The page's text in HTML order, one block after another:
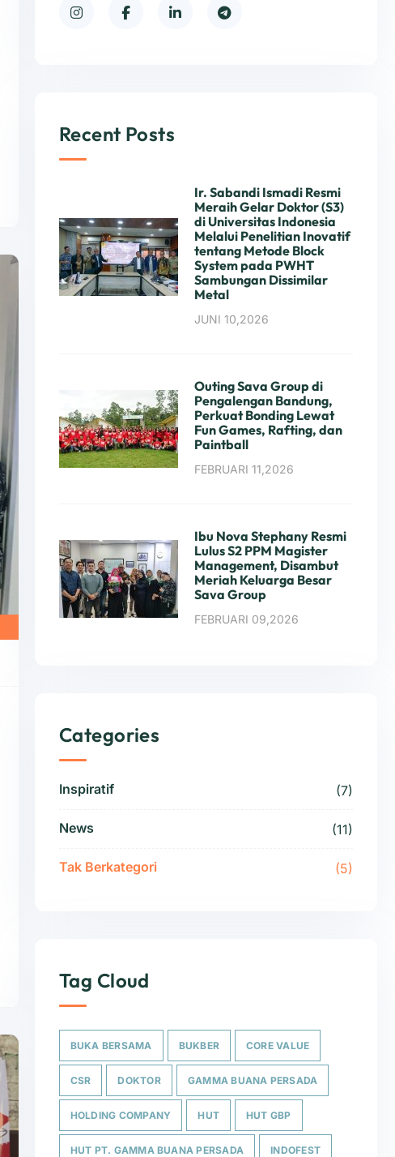
Recent Posts
Ir. Sabandi Ismadi Resmi
Meraih Gelar Doktor (S3)
di Universitas Indonesia
Melalui Penelitian Inovatif
tentang Metode Block
System pada PWHT
Sambungan Dissimilar
Metal
JUNI 10,2026
Outing Sava Group di
Pengalengan Bandung,
Perkuat Bonding Lewat
Fun Games, Rafting, dan
Paintball
FEBRUARI 11,2026
Ibu Nova Stephany Resmi
Lulus S2 PPM Magister
Management, Disambut
Meriah Keluarga Besar
Sava Group
FEBRUARI 09,2026
Categories
Inspiratif (7)
News (11)
Tak Berkategori (5)
Tag Cloud
BUKA BERSAMA BUKBER CORE VALUE
CSR DOKTOR GAMMA BUANA PERSADA
HOLDING COMPANY HUT HUT GBP
HUT PT. GAMMA BUANA PERSADA INDOFEST